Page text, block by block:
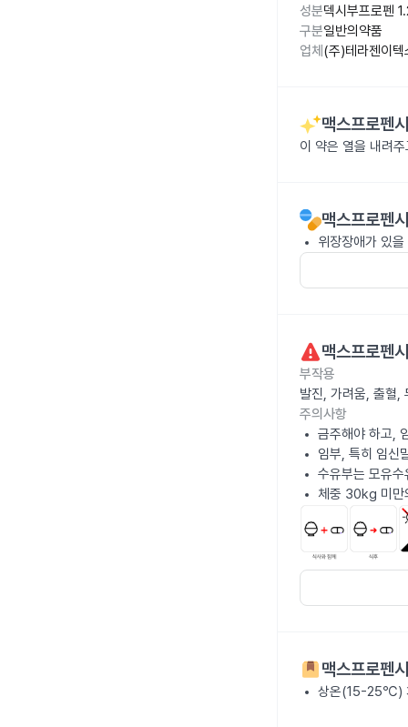
성분덱시부프로펜
구분일반의약품
업체 (주)테라젠이텍
맥스프로펜
이 약은 열을 내려
맥스프로펜
위장장애가 있
맥스프로펜
부작용
발진, 가려움, 출혈,
주의사항
금주해야 하고,
임부, 특히 임신
수유부는 모유
체중 30kg 미만
맥스프로펜
상온(15-25℃)